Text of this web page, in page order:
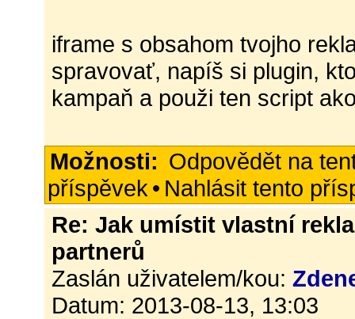
iframe s obsahom tvojho
spravovať, napíš si plugin,
kampaň a použi ten script
Možnosti: Odpovědět na
příspěvek • Nahlásit tento
Re: Jak umístit vlastní
partnerů
Zaslán uživatelem/kou:
Datum: 2013-08-13, 13:03